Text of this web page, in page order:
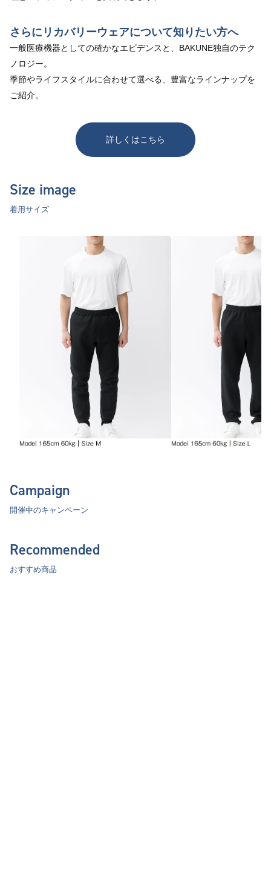
さらにリカバリーウェアについて知りたい方へ
一般医療機器としての確かなエビデンスと、BAKUNE独自のテク
ノロジー。
季節やライフスタイルに合わせて選べる、豊富なラインナップを
ご紹介。
詳しくはこちら
Size image
着用サイズ
Campaign
開催中のキャンペーン
Recommended
おすすめ商品